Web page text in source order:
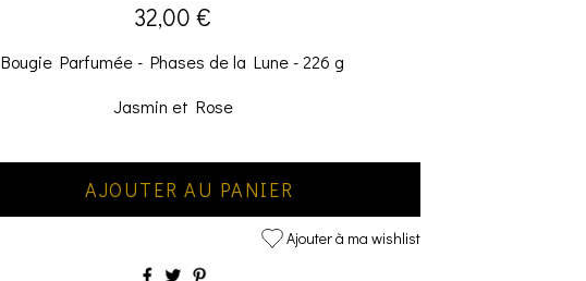
32,00 €
Bougie Parfumée - Phases de la Lune - 226 g
Jasmin et Rose
AJOUTER AU PANIER
Ajouter à ma wishlist